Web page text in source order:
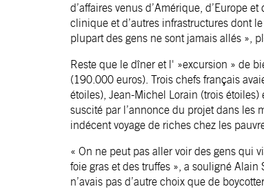
d’affaires venus d’Amérique, d’Europe
clinique et d’autres infrastructures dont
plupart des gens ne sont jamais allés »,
Reste que le dîner et l' »excursion » de
(190.000 euros). Trois chefs français
étoiles), Jean-Michel Lorain (trois
suscité par l’annonce du projet dans les
indécent voyage de riches chez les
« On ne peut pas aller voir des gens qui
foie gras et des truffes », a souligné
n’avais pas d’autre choix que de